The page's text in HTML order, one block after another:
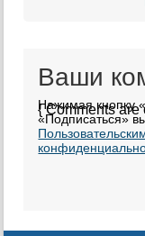
Ваши
{ Comments are
Нажимая кнопку
«Подписаться»